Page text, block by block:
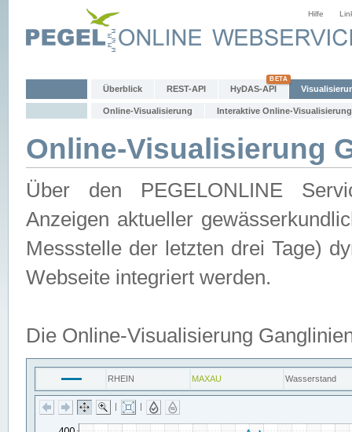
Hilfe
Überblick REST-API HyDAS-API
Online-Visualisierung Interaktive Online-Visualisierung
Online-Visualisierung
Über den PEGELONLINE
Anzeigen aktueller
Messstelle der letzten drei Tage)
Webseite integriert werden.
Die Online-Visualisierung